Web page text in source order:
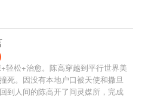
轻松+治愈。陈高穿越到平行世界美
死。因没有本地户口被天使和撒旦
到人间的陈高开了间灵媒所，完成